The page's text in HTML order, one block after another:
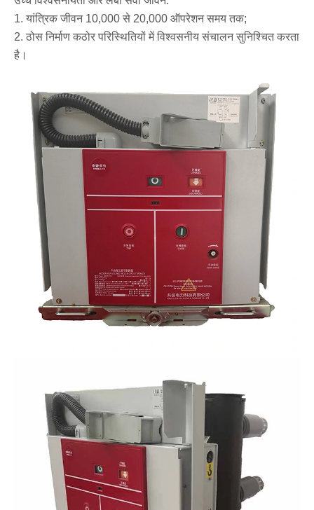
1. यांत्रिक जीवन 10,000 से 20,000 ऑपरेशन समय तक;
2. ठोस निर्माण कठोर परिस्थितियों में विश्वसनीय संचालन सुनिश्चित करता
है।